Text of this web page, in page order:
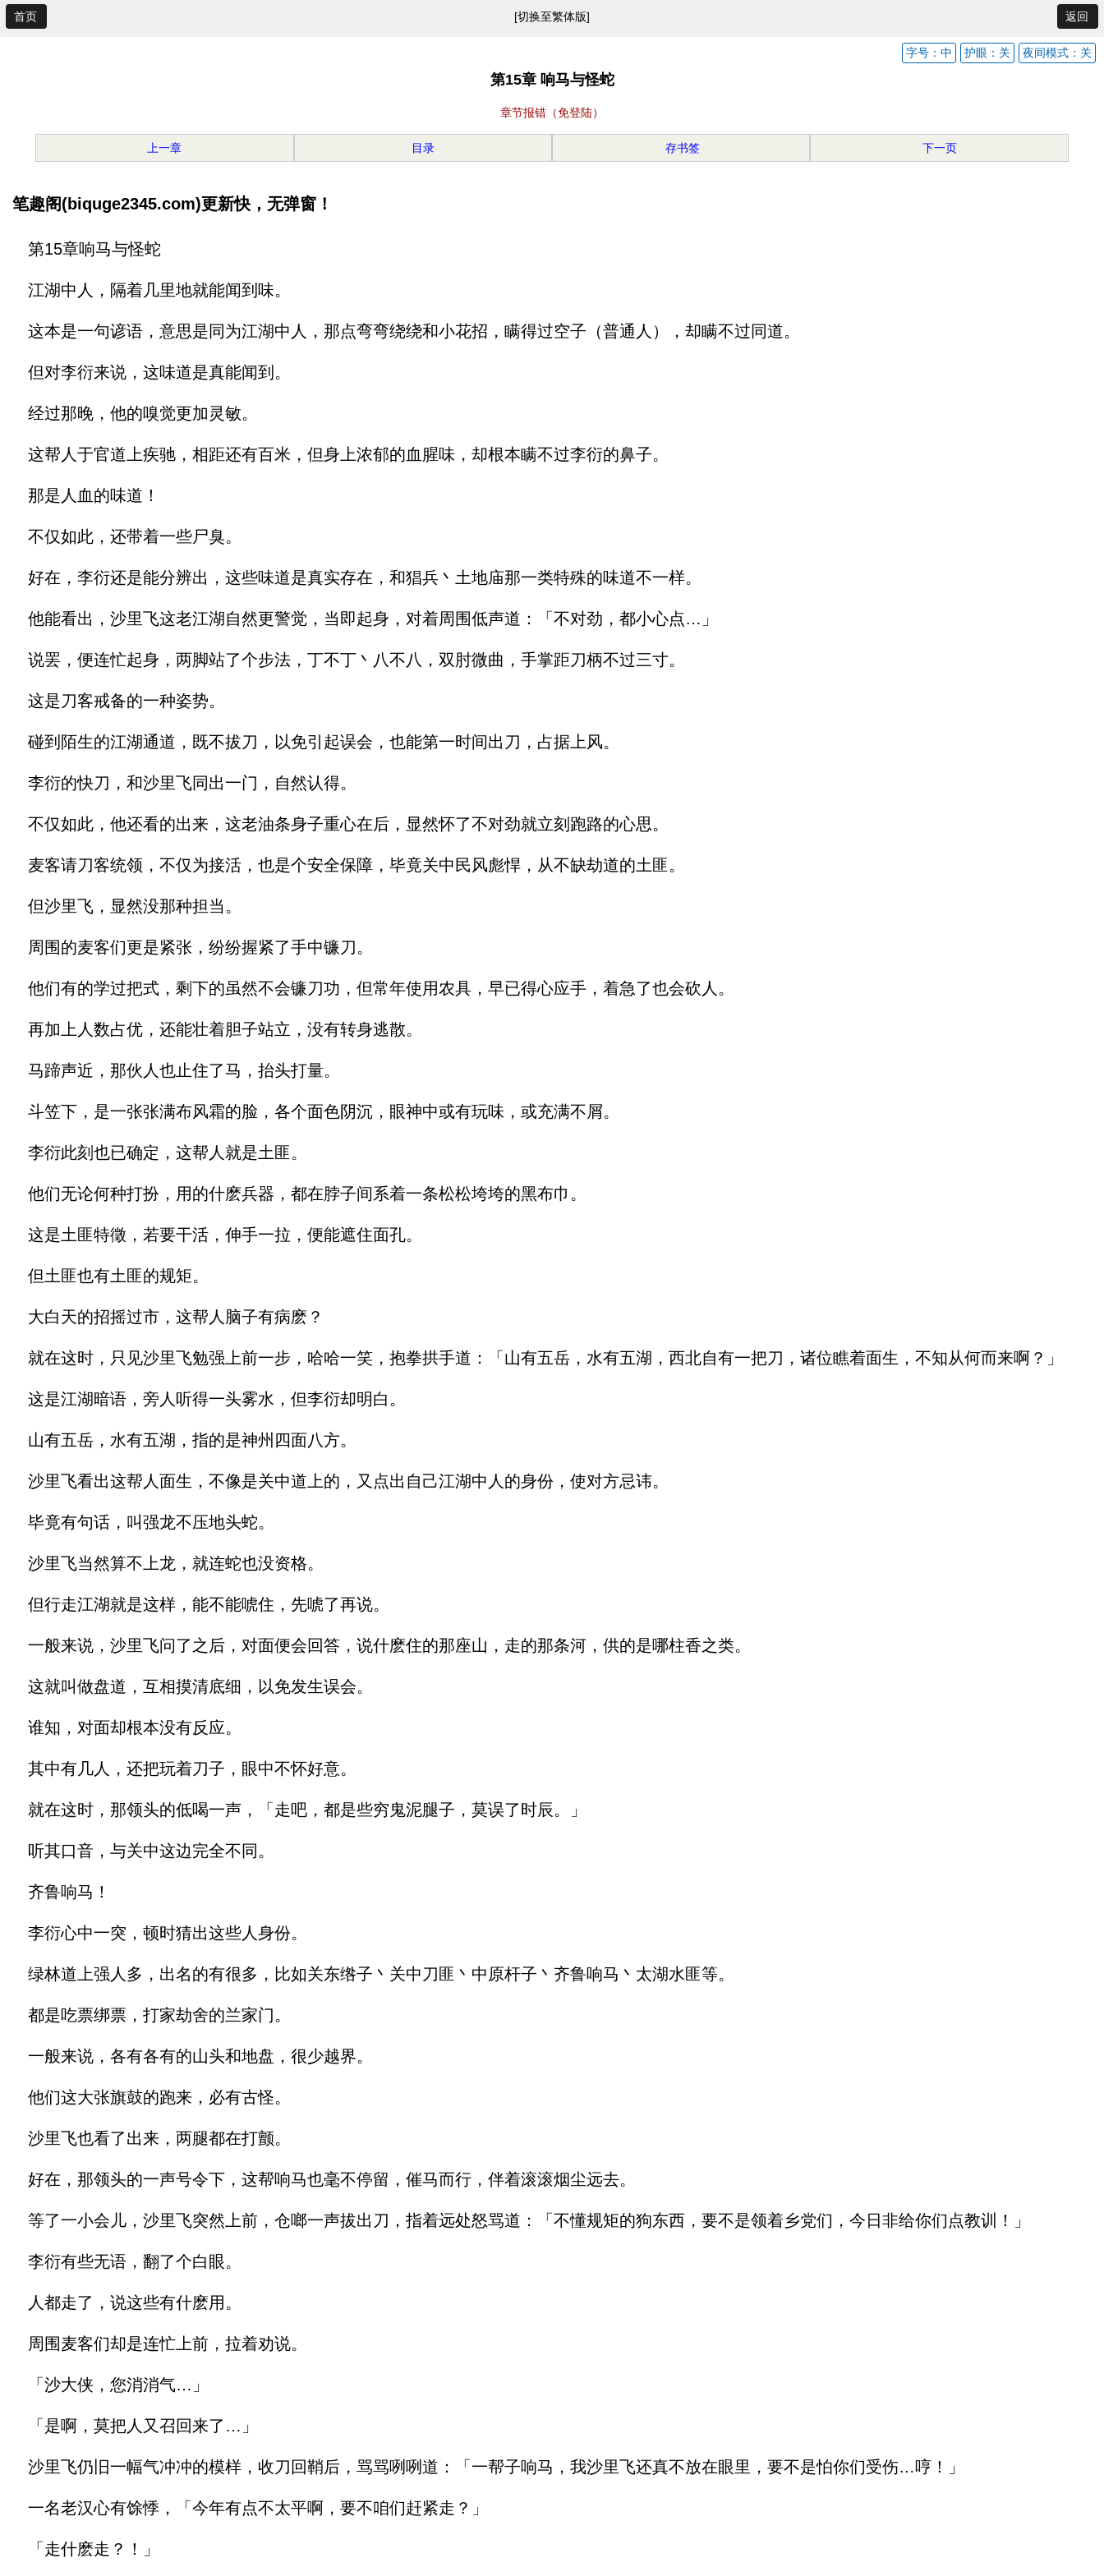
首页 [切换至繁体版] 返回
夜间模式：关
护眼：关
字号：中
第15章 响马与怪蛇
章节报错（免登陆）
上一章 目录 存书签 下一页
笔趣阁(biquge2345.com)更新快，无弹窗！
第15章响马与怪蛇
江湖中人，隔着几里地就能闻到味。
这本是一句谚语，意思是同为江湖中人，那点弯弯绕绕和小花招，瞒得过空子（普通人），却瞒不过同道。
但对李衍来说，这味道是真能闻到。
经过那晚，他的嗅觉更加灵敏。
这帮人于官道上疾驰，相距还有百米，但身上浓郁的血腥味，却根本瞒不过李衍的鼻子。
那是人血的味道！
不仅如此，还带着一些尸臭。
好在，李衍还是能分辨出，这些味道是真实存在，和猖兵丶土地庙那一类特殊的味道不一样。
他能看出，沙里飞这老江湖自然更警觉，当即起身，对着周围低声道：「不对劲，都小心点…」
说罢，便连忙起身，两脚站了个步法，丁不丁丶八不八，双肘微曲，手掌距刀柄不过三寸。
这是刀客戒备的一种姿势。
碰到陌生的江湖通道，既不拔刀，以免引起误会，也能第一时间出刀，占据上风。
李衍的快刀，和沙里飞同出一门，自然认得。
不仅如此，他还看的出来，这老油条身子重心在后，显然怀了不对劲就立刻跑路的心思。
麦客请刀客统领，不仅为接活，也是个安全保障，毕竟关中民风彪悍，从不缺劫道的土匪。
但沙里飞，显然没那种担当。
周围的麦客们更是紧张，纷纷握紧了手中镰刀。
他们有的学过把式，剩下的虽然不会镰刀功，但常年使用农具，早已得心应手，着急了也会砍人。
再加上人数占优，还能壮着胆子站立，没有转身逃散。
马蹄声近，那伙人也止住了马，抬头打量。
斗笠下，是一张张满布风霜的脸，各个面色阴沉，眼神中或有玩味，或充满不屑。
李衍此刻也已确定，这帮人就是土匪。
他们无论何种打扮，用的什麽兵器，都在脖子间系着一条松松垮垮的黑布巾。
这是土匪特徵，若要干活，伸手一拉，便能遮住面孔。
但土匪也有土匪的规矩。
大白天的招摇过市，这帮人脑子有病麽？
就在这时，只见沙里飞勉强上前一步，哈哈一笑，抱拳拱手道：「山有五岳，水有五湖，西北自有一把刀，诸位瞧着面生，不知从何而来啊？」
这是江湖暗语，旁人听得一头雾水，但李衍却明白。
山有五岳，水有五湖，指的是神州四面八方。
沙里飞看出这帮人面生，不像是关中道上的，又点出自己江湖中人的身份，使对方忌讳。
毕竟有句话，叫强龙不压地头蛇。
沙里飞当然算不上龙，就连蛇也没资格。
但行走江湖就是这样，能不能唬住，先唬了再说。
一般来说，沙里飞问了之后，对面便会回答，说什麽住的那座山，走的那条河，供的是哪柱香之类。
这就叫做盘道，互相摸清底细，以免发生误会。
谁知，对面却根本没有反应。
其中有几人，还把玩着刀子，眼中不怀好意。
就在这时，那领头的低喝一声，「走吧，都是些穷鬼泥腿子，莫误了时辰。」
听其口音，与关中这边完全不同。
齐鲁响马！
李衍心中一突，顿时猜出这些人身份。
绿林道上强人多，出名的有很多，比如关东绺子丶关中刀匪丶中原杆子丶齐鲁响马丶太湖水匪等。
都是吃票绑票，打家劫舍的兰家门。
一般来说，各有各有的山头和地盘，很少越界。
他们这大张旗鼓的跑来，必有古怪。
沙里飞也看了出来，两腿都在打颤。
好在，那领头的一声号令下，这帮响马也毫不停留，催马而行，伴着滚滚烟尘远去。
等了一小会儿，沙里飞突然上前，仓啷一声拔出刀，指着远处怒骂道：「不懂规矩的狗东西，要不是领着乡党们，今日非给你们点教训！」
李衍有些无语，翻了个白眼。
人都走了，说这些有什麽用。
周围麦客们却是连忙上前，拉着劝说。
「沙大侠，您消消气…」
「是啊，莫把人又召回来了…」
沙里飞仍旧一幅气冲冲的模样，收刀回鞘后，骂骂咧咧道：「一帮子响马，我沙里飞还真不放在眼里，要不是怕你们受伤…哼！」
一名老汉心有馀悸，「今年有点不太平啊，要不咱们赶紧走？」
「走什麽走？！」